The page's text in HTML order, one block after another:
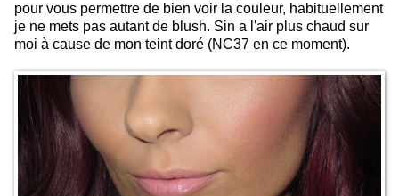
pour vous permettre de bien voir la couleur, habituellement
je ne mets pas autant de blush. Sin a l'air plus chaud sur
moi à cause de mon teint doré (NC37 en ce moment).